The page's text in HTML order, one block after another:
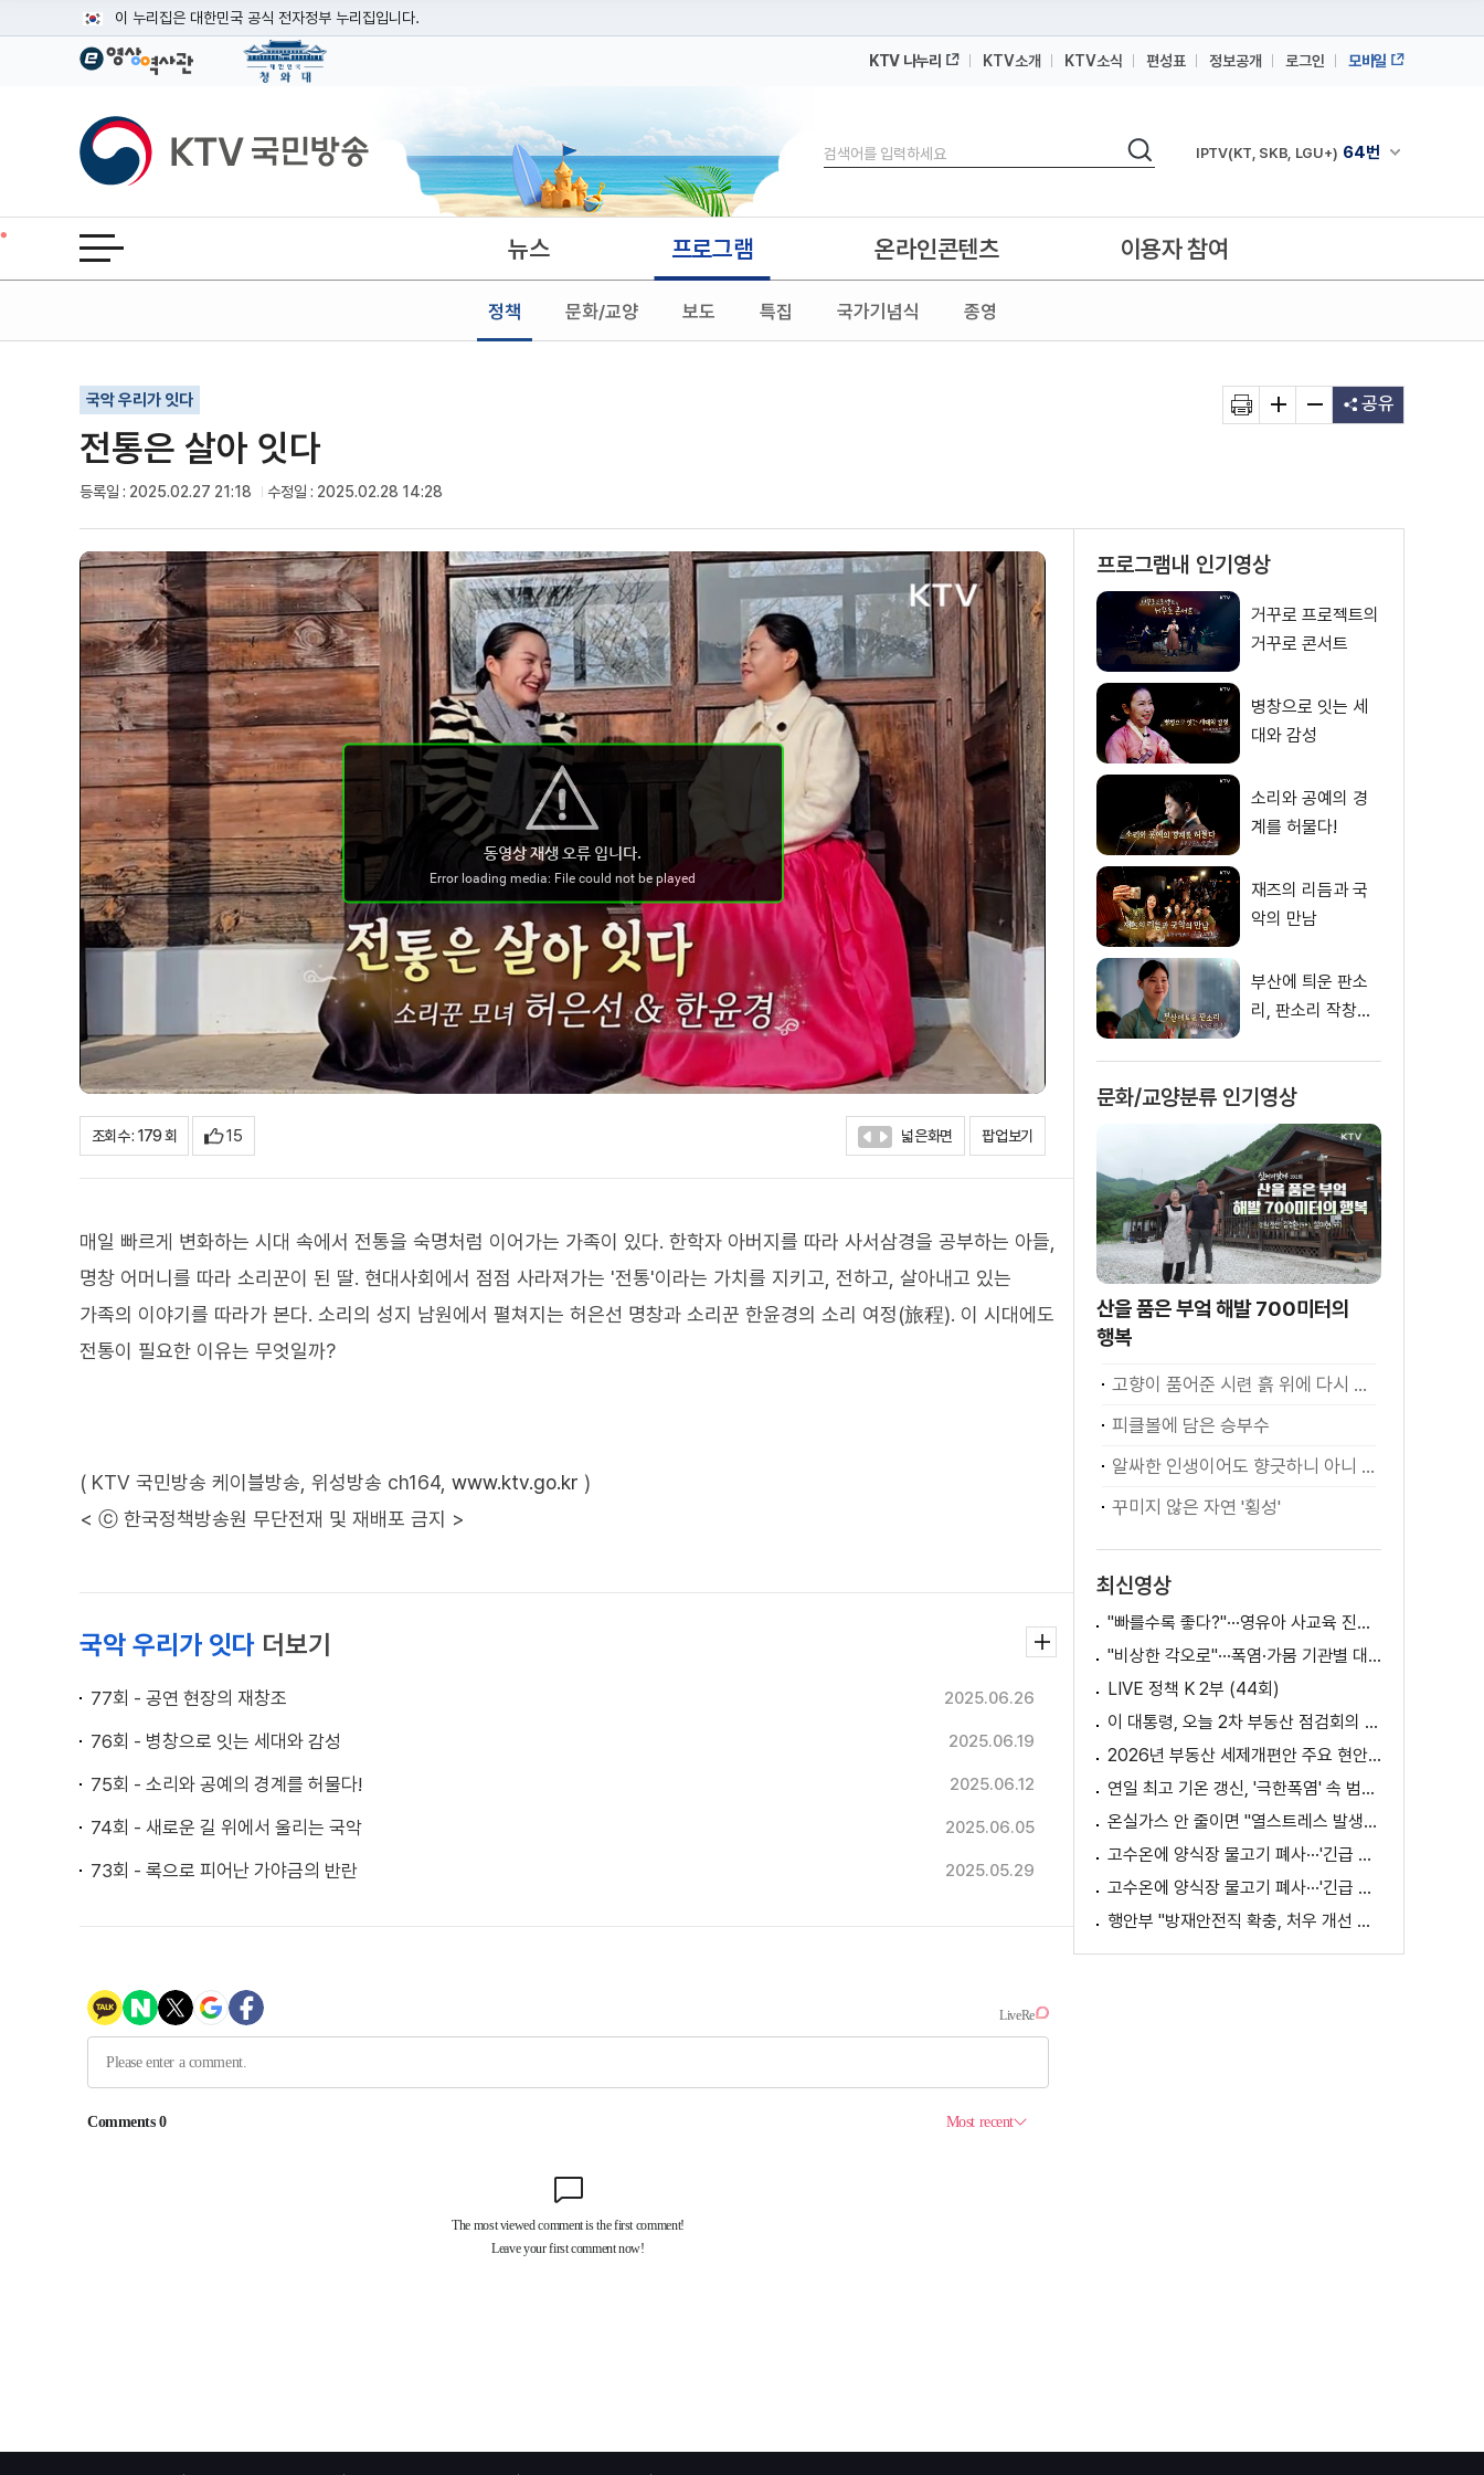
이 누리집은 대한민국 공식 전자정부 누리집입니다.
공식 누리집 주소 확인하기
이밖에 or.kr 또는 .kr등 다른 도메인 주소를 사용하고 있다면 아래 URL에서 도메인 주소를 확인해 보세요
운영중인 공식 누리집보기
KTV 나누리 KTV소개 KTV소식 편성표 정보공개 로그인 모바일
KTV국민방송
검색
검색 채널안내 펼쳐
IPTV(KT, SKB, LGU+) 64번
IPTV(KT, SKB, LGU+)
전체메뉴 열기 뉴스 프로그램
정책 문화/교양 보도 특집 국가기념식 종영
온라인콘텐츠 이용자 참여
국악 우리가 잇다
전통은 살아 잇다
등록일 : 2025.02.27 21:18 수정일 : 2025.02.28 14:28
기사인쇄
글자확대
글자축소 공유
조회수 : 179 회 15 넓은화면 팝업보기
매일 빠르게 변화하는 시대 속에서 전통을 숙명처럼 이어가는 가족이 있다. 한학자 아버지를 따라 사서삼경을 공부하는 아들,
명창 어머니를 따라 소리꾼이 된 딸. 현대사회에서 점점 사라져가는 '전통'이라는 가치를 지키고, 전하고, 살아내고 있는
가족의 이야기를 따라가 본다. 소리의 성지 남원에서 펼쳐지는 허은선 명창과 소리꾼 한윤경의 소리 여정(旅程). 이 시대에도
전통이 필요한 이유는 무엇일까?
( KTV 국민방송 케이블방송, 위성방송 ch164, www.ktv.go.kr )
< ⓒ 한국정책방송원 무단전재 및 재배포 금지 >
국악 우리가 잇다 더보기
77회 - 공연 현장의 재창조 2025.06.26
76회 - 병창으로 잇는 세대와 감성 2025.06.19
75회 - 소리와 공예의 경계를 허물다! 2025.06.12
74회 - 새로운 길 위에서 울리는 국악 2025.06.05
73회 - 록으로 피어난 가야금의 반란 2025.05.29
프로그램내 인기영상
거꾸로 프로젝트의
거꾸로 콘서트
병창으로 잇는 세
대와 감성
소리와 공예의 경
계를 허물다!
재즈의 리듬과 국
악의 만남
부산에 틔운 판소
리, 판소리 작창가
문화/교양분류 인기영상
산을 품은 부엌 해발 700미터의
행복
고향이 품어준 시련 흙 위에 다시 서다
피클볼에 담은 승부수
알싸한 인생이어도 향긋하니 아니 좋은가
꾸미지 않은 자연 '횡성'
최신영상
"빠를수록 좋다?"···영유아 사교육 진실과 해법은?
"비상한 각오로"···폭염·가뭄 기관별 대책은?
LIVE 정책 K 2부 (44회)
이 대통령, 오늘 2차 부동산 점검회의 주재
2026년 부동산 세제개편안 주요 현안 팩트체크 [K-정책 사용법]
연일 최고 기온 갱신, '극한폭염' 속 범정부 피해 예방 대책은? [정.주.행]
온실가스 안 줄이면 "열스트레스 발생일 29배 증가"
고수온에 양식장 물고기 폐사···'긴급 방류' 지원
고수온에 양식장 물고기 폐사···'긴급 방류' 지원
행안부 "방재안전직 확충, 처우 개선 등 위한 제도개선 추진" [정책 바로보기]